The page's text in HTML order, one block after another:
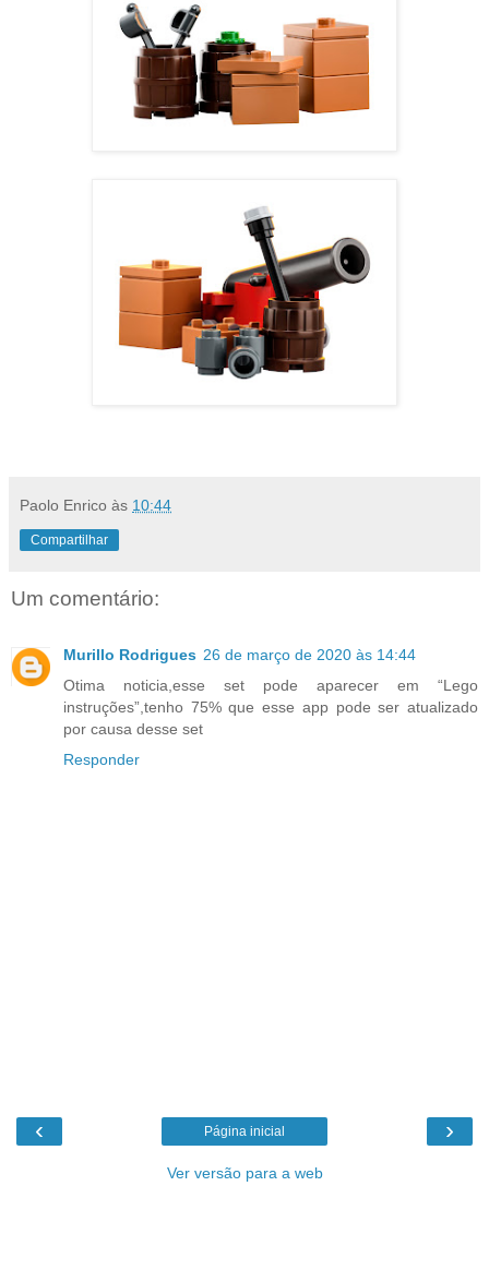
Paolo Enrico às 10:44
Compartilhar
Um comentário:
Murillo Rodrigues 26 de março de 2020 às 14:44
Otima noticia,esse set pode aparecer em “Lego
instruções”,tenho 75% que esse app pode ser atualizado
por causa desse set
Responder
‹ ›
Página inicial
Ver versão para a web